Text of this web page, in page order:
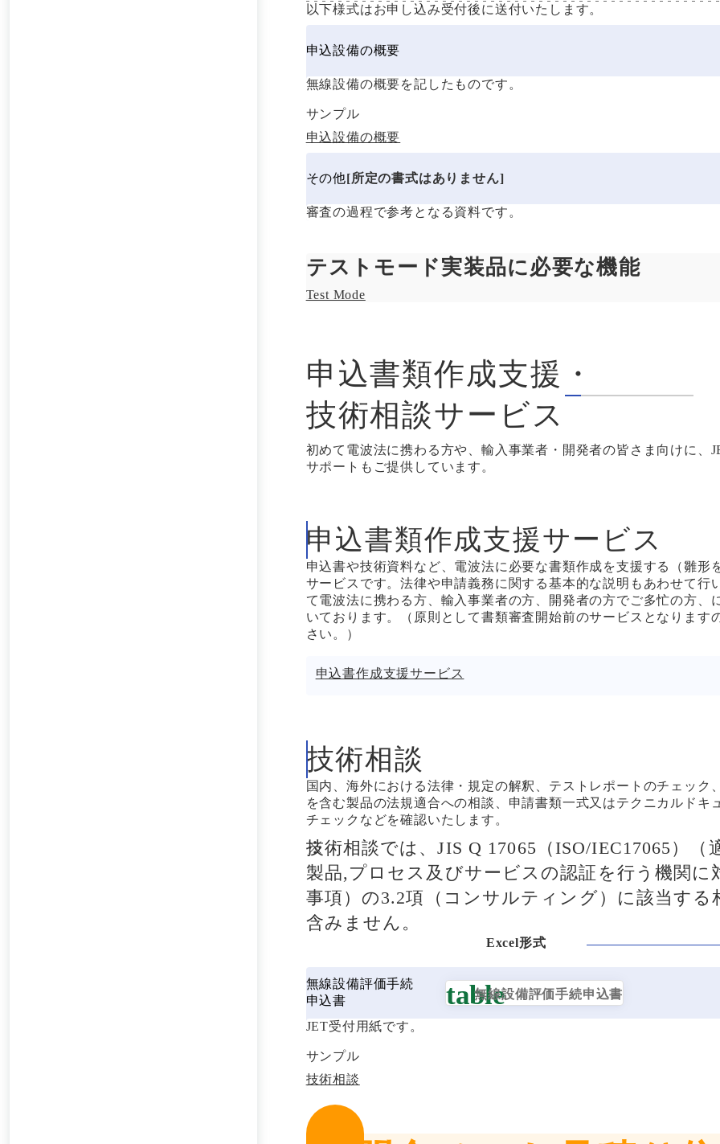
以下様式はお申し込み受付後に送付いたします。
申込設備の概要
無線設備の概要を記したものです。
サンプル
申込設備の概要
その他[所定の書式はありません]
審査の過程で参考となる資料です。
テストモード実装品に必要な機能
Test Mode
申込書類作成支援・
技術相談サービス
初めて電波法に携わる方や、輸入事業者・開発者の皆さま向けに、
サポートもご提供しています。
申込書類作成支援サービス
申込書や技術資料など、電波法に必要な書類作成を支援する（雛形
サービスです。法律や申請義務に関する基本的な説明もあわせて行
て電波法に携わる方、輸入事業者の方、開発者の方でご多忙の方、
いております。（原則として書類審査開始前のサービスとなります
さい。）
申込書作成支援サービス
技術相談
国内、海外における法律・規定の解釈、テストレポートのチェック
を含む製品の法規適合への相談、申請書類一式又はテクニカルドキ
チェックなどを確認いたします。
技術相談では、JIS Q 17065（ISO/IEC17065）（
製品,プロセス及びサービスの認証を行う機関に
事項）の3.2項（コンサルティング）に該当する
含みません。
無線設備評価手続
申込書
無線設備評価手続申込書
JET受付用紙です。
サンプル
技術相談